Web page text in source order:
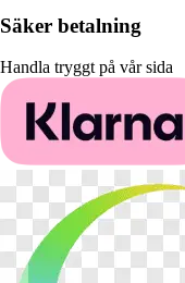
Säker betalning
Handla tryggt på vår sida